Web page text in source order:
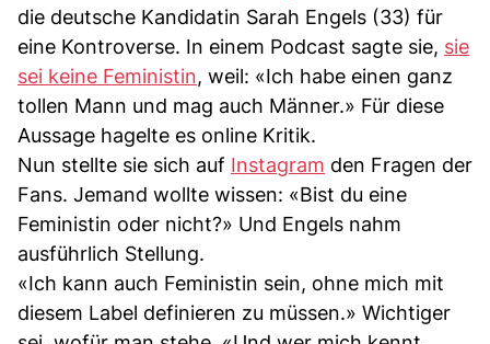
die deutsche Kandidatin Sarah Engels (33) für
eine Kontroverse. In einem Podcast sagte sie, sie
sei keine Feministin, weil: «Ich habe einen ganz
tollen Mann und mag auch Männer.» Für diese
Aussage hagelte es online Kritik.
Nun stellte sie sich auf Instagram den Fragen der
Fans. Jemand wollte wissen: «Bist du eine
Feministin oder nicht?» Und Engels nahm
ausführlich Stellung.
«Ich kann auch Feministin sein, ohne mich mit
diesem Label definieren zu müssen.» Wichtiger